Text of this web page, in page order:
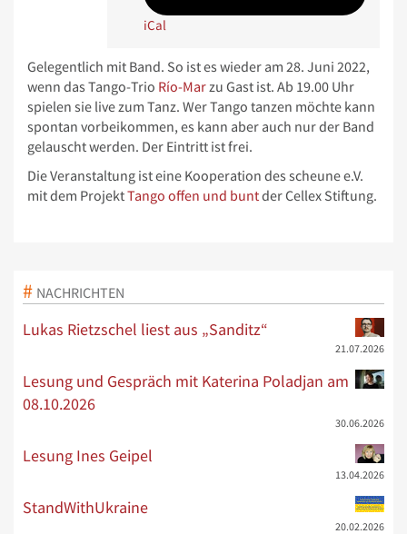
iCal
Gelegentlich mit Band. So ist es wieder am 28. Juni 2022,
wenn das Tango-Trio Río-Marzu Gast ist. Ab 19.00 Uhr
spielen sie live zum Tanz. Wer Tango tanzen möchte kann
spontan vorbeikommen, es kann aber auch nur der Band
gelauscht werden. Der Eintritt ist frei.
Die Veranstaltung ist eine Kooperation des scheune e.V.
mit dem ProjektTango offen und buntder Cellex Stiftung.
NACHRICHTEN
Lukas Rietzschel liest aus „Sanditz“
21.07.2026
Lesung und Gespräch mit Katerina Poladjan am
08.10.2026
30.06.2026
Lesung Ines Geipel
13.04.2026
StandWithUkraine
20.02.2026